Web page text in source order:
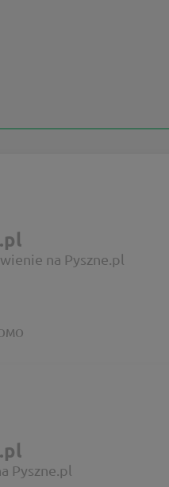
na Pyszne.pl
Pyszne.pl